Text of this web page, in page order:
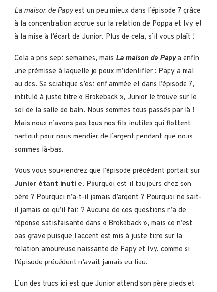
La maison de Papyest un peu mieux dans l’épisode 7 grâce
à la concentration accrue sur la relation de Poppa et Ivy et
à la mise à l’écart de Junior. Plus de cela, s’il vous plaît !
Cela a pris sept semaines, mais La maison de Papya enfin
une prémisse à laquelle je peux m’identifier : Papy a mal
au dos. Sa sciatique s’est enflammée et dans l’épisode 7,
intitulé à juste titre « Brokeback », Junior le trouve sur le
sol de la salle de bain. Nous sommes tous passés par là !
Mais nous n’avons pas tous nos fils inutiles qui flottent
partout pour nous mendier de l’argent pendant que nous
sommes là-bas.
Vous vous souviendrez que l’épisode précédent portait sur
Junior étant inutile. Pourquoi est-il toujours chez son
père ? Pourquoi n’a-t-il jamais d’argent ? Pourquoi ne sait-
il jamais ce qu’il fait ? Aucune de ces questions n’a de
réponse satisfaisante dans « Brokeback », mais ce n’est
pas grave puisque l’accent est mis à juste titre sur la
relation amoureuse naissante de Papy et Ivy, comme si
l’épisode précédent n’avait jamais eu lieu.
L’un des trucs ici est que Junior attend son père pieds et